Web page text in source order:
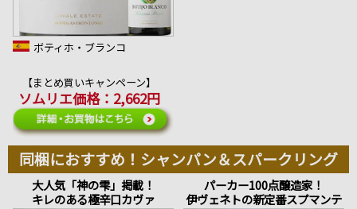
ボティホ・ブランコ
【まとめ買いキャンペーン】
ソムリエ価格：2,662円
同梱におすすめ！シャンパン＆スパークリング
大人気「神の雫」掲載！
キレのある極辛口カヴァ
パーカー100点醸造家！
伊ヴェネトの新定番スプマンテ